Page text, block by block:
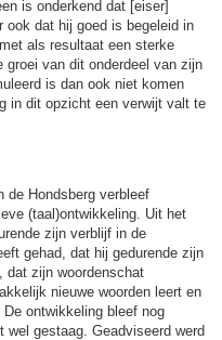
is onderkend dat [eiser]
ook dat hij goed is begeleid in
als resultaat een sterke
van dit onderdeel van zijn
is dan ook niet komen
in dit opzicht een verwijt valt te
de Hondsberg verbleef
(taal)ontwikkeling. Uit het
zijn verblijf in de
gehad, dat hij gedurende zijn
dat zijn woordenschat
nieuwe woorden leert en
ontwikkeling bleef nog
gestaag. Geadviseerd werd